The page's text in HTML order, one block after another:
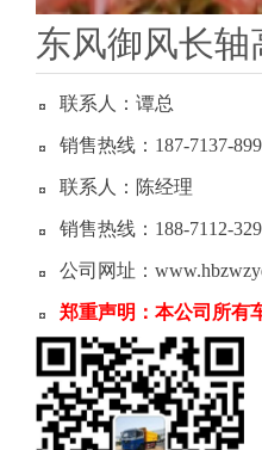
东风御风长
联系人：谭总
销售热线：187-7137-
联系人：陈经理
销售热线：188-7112-
公司网址：
郑重声明：本公司所有